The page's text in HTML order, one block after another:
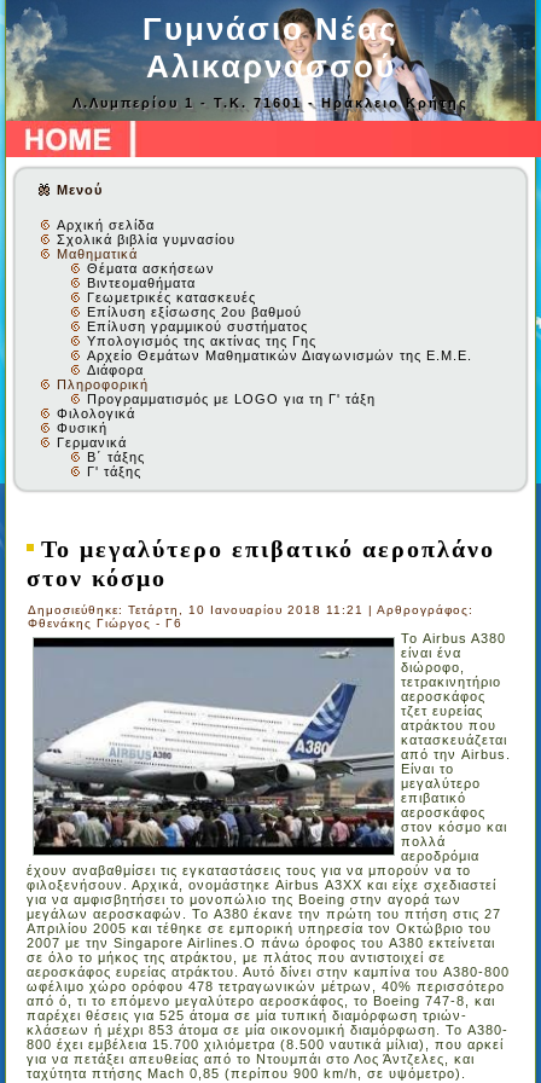
Γυμνάσιο Νέας
Αλικαρνασσού
Λ.Λυμπερίου 1 - Τ.Κ. 71601 - Ηράκλειο Κρήτης
Μενού
Αρχική σελίδα
Σχολικά βιβλία γυμνασίου
Μαθηματικά
Θέματα ασκήσεων
Βιντεομαθήματα
Γεωμετρικές κατασκευές
Επίλυση εξίσωσης 2ου βαθμού
Επίλυση γραμμικού συστήματος
Υπολογισμός της ακτίνας της Γης
Αρχείο Θεμάτων Μαθηματικών Διαγωνισμών της Ε.Μ.Ε.
Διάφορα
Πληροφορική
Προγραμματισμός με LOGO για τη Γ' τάξη
Φιλολογικά
Φυσική
Γερμανικά
Β΄ τάξης
Γ' τάξης
Το μεγαλύτερο επιβατικό αεροπλάνο
στον κόσμο
Δημοσιεύθηκε: Τετάρτη, 10 Ιανουαρίου 2018 11:21|Αρθρογράφος:
Φθενάκης Γιώργος - Γ6
Το Airbus A380
είναι ένα
διώροφο,
τετρακινητήριο
αεροσκάφος
τζετ ευρείας
ατράκτου που
κατασκευάζεται
από την Airbus.
Είναι το
μεγαλύτερο
επιβατικό
αεροσκάφος
στον κόσμο και
πολλά
αεροδρόμια
έχουν αναβαθμίσει τις εγκαταστάσεις τους για να μπορούν να το
φιλοξενήσουν. Αρχικά, ονομάστηκε Airbus Α3ΧΧ και είχε σχεδιαστεί
για να αμφισβητήσει το μονοπώλιο της Boeing στην αγορά των
μεγάλων αεροσκαφών. Το A380 έκανε την πρώτη του πτήση στις 27
Απριλίου 2005 και τέθηκε σε εμπορική υπηρεσία τον Οκτώβριο του
2007 με την Singapore Airlines.Ο πάνω όροφος του A380 εκτείνεται
σε όλο το μήκος της ατράκτου, με πλάτος που αντιστοιχεί σε
αεροσκάφος ευρείας ατράκτου. Αυτό δίνει στην καμπίνα του A380-800
ωφέλιμο χώρο ορόφου 478 τετραγωνικών μέτρων, 40% περισσότερο
από ό, τι το επόμενο μεγαλύτερο αεροσκάφος, το Boeing 747-8, και
παρέχει θέσεις για 525 άτομα σε μία τυπική διαμόρφωση τριών-
κλάσεων ή μέχρι 853 άτομα σε μία οικονομική διαμόρφωση. Το A380-
800 έχει εμβέλεια 15.700 χιλιόμετρα (8.500 ναυτικά μίλια), που αρκεί
για να πετάξει απευθείας από το Ντουμπάι στο Λος Άντζελες, και
ταχύτητα πτήσης Mach 0,85 (περίπου 900 km/h, σε υψόμετρο).